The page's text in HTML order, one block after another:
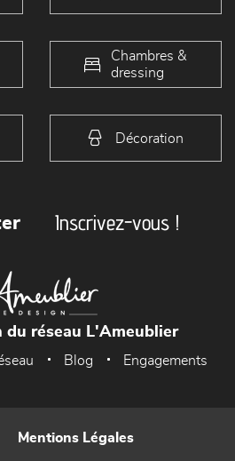
Chambres &
dressing
Décoration
Inscrivez-vous !
du réseau L'Ameublier
Blog Engagements
Mentions Légales